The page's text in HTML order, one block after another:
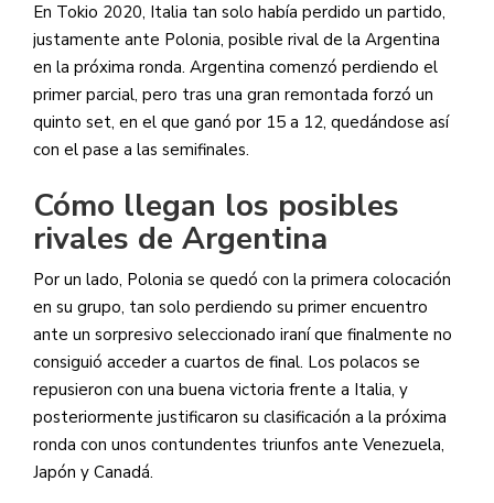
En Tokio 2020, Italia tan solo había perdido un partido,
justamente ante Polonia, posible rival de la Argentina
en la próxima ronda. Argentina comenzó perdiendo el
primer parcial, pero tras una gran remontada forzó un
quinto set, en el que ganó por 15 a 12, quedándose así
con el pase a las semifinales.
Cómo llegan los posibles
rivales de Argentina
Por un lado, Polonia se quedó con la primera colocación
en su grupo, tan solo perdiendo su primer encuentro
ante un sorpresivo seleccionado iraní que finalmente no
consiguió acceder a cuartos de final. Los polacos se
repusieron con una buena victoria frente a Italia, y
posteriormente justificaron su clasificación a la próxima
ronda con unos contundentes triunfos ante Venezuela,
Japón y Canadá.